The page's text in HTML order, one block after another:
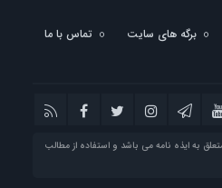
برگه های سایت
تماس با ما
به ایذه نامه می باشد و استفاده از مطالب